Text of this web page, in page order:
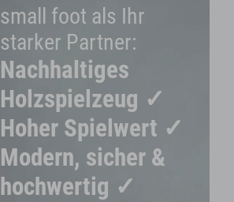
small foot als Ihr
starker Partner:
Nachhaltiges
Holzspielzeug ✓
Hoher Spielwert ✓
Modern, sicher &
hochwertig ✓